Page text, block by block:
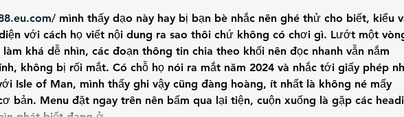
mình thấy dạo này hay bị bạn bè nhắc nên ghé thử cho biết, kiểu
với cách họ viết nội dung ra sao thôi chứ không có chơi gì. Lướt một
khá dễ nhìn, các đoạn thông tin chia theo khối nên đọc nhanh vẫn nắm
không bị rối mắt. Có chỗ họ nói ra mắt năm 2024 và nhắc tới giấy phép
Isle of Man, mình thấy ghi vậy cũng đàng hoàng, ít nhất là không né mấy
bản. Menu đặt ngay trên nên bấm qua lại tiện, cuộn xuống là gặp các